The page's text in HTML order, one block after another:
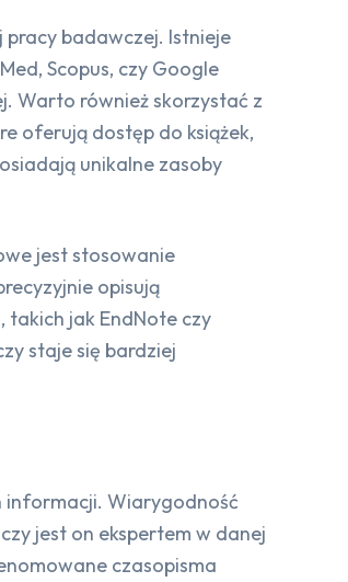
badawczej. Istnieje
Scopus, czy Google
Warto również skorzystać z
oferują dostęp do książek,
unikalne zasoby
jest stosowanie
opisują
jak EndNote czy
staje się bardziej
informacji. Wiarygodność
jest on ekspertem w danej
czasopisma